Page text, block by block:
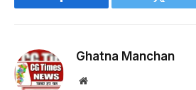
Facebook Twitter
Ghatna Manchan
Website